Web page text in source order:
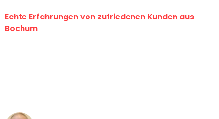
Echte Erfahrungen von zufriedenen Kunden aus
Bochum